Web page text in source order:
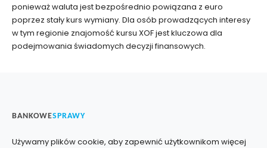
ponieważ waluta jest bezpośrednio powiązana z euro
poprzez stały kurs wymiany. Dla osób prowadzących interesy
w tym regionie znajomość kursu XOF jest kluczowa dla
podejmowania świadomych decyzji finansowych.
BANKOWESPRAWY
Używamy plików cookie, aby zapewnić użytkownikom więcej